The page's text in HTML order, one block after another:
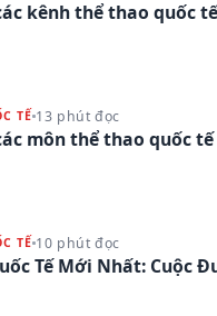
kênh thể thao quốc
TẾ 13 phút đọc
môn thể thao quốc
TẾ 10 phút đọc
Tế Mới Nhất: Cuộc